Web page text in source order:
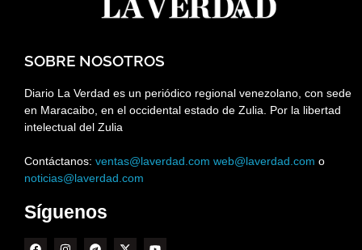
SOBRE NOSOTROS
Diario La Verdad es un periódico regional venezolano, con sede
en Maracaibo, en el occidental estado de Zulia. Por la libertad
intelectual del Zulia
Contáctanos: ventas@laverdad.com web@laverdad.com o
noticias@laverdad.com
Síguenos